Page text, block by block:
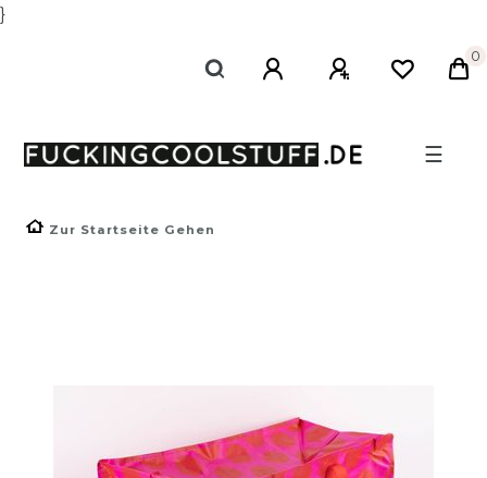
}
0
☰
Zur Startseite Gehen